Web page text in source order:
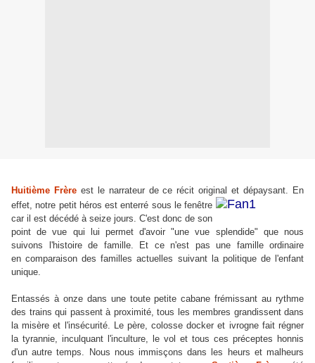
Huitième Frèreest le narrateur de ce récit original et dépaysant. En
effet, notre petithéros est enterré sous le fenêtre
car il est décédé à seize jours. C'est donc de son
point de vue qui lui permet d'avoir "une vue splendide" que nous
suivons l'histoire de famille. Et ce n'est pas une famille ordinaire
en comparaison des familles actuelles suivant la politique de l'enfant
unique.
Entassés à onze dans une toute petite cabane frémissant au rythme
des trains qui passent à proximité, tous les membres grandissent dans
la misère et l'insécurité. Le père, colosse docker et ivrognefait régner
la tyrannie, inculquant l'inculture, le vol et tous ces préceptes honnis
d'un autre temps. Nous nous immisçons dans les heurs et malheurs